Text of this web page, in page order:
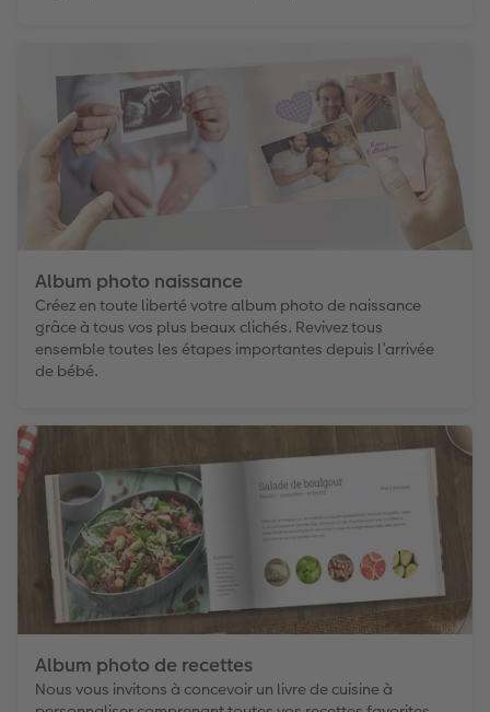
Album photo naissance
Créez en toute liberté votre album photo de naissance
grâce à tous vos plus beaux clichés. Revivez tous
ensemble toutes les étapes importantes depuis l’arrivée
de bébé.
Album photo de recettes
Nous vous invitons à concevoir un livre de cuisine à